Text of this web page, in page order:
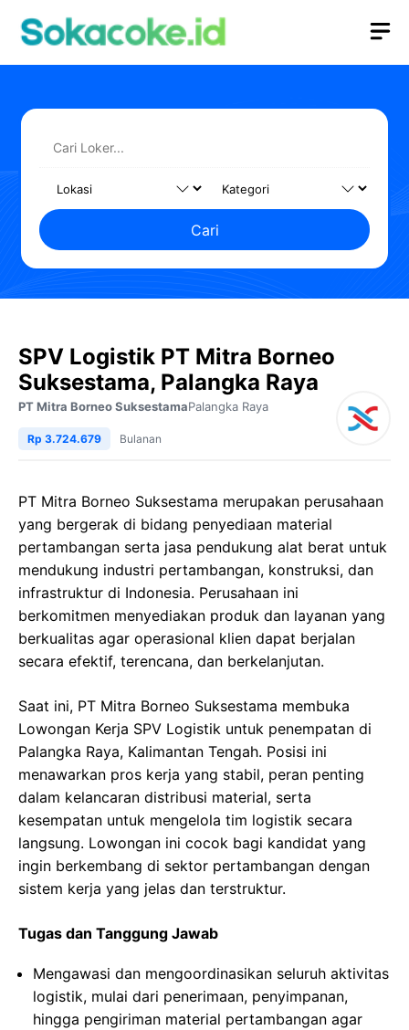
Cari
SPV Logistik PT Mitra Borneo
Suksestama, Palangka Raya
PT Mitra Borneo SuksestamaPalangka Raya
Rp 3.724.679 Bulanan
PT Mitra Borneo Suksestama merupakan perusahaan
yang bergerak di bidang penyediaan material
pertambangan serta jasa pendukung alat berat untuk
mendukung industri pertambangan, konstruksi, dan
infrastruktur di Indonesia. Perusahaan ini
berkomitmen menyediakan produk dan layanan yang
berkualitas agar operasional klien dapat berjalan
secara efektif, terencana, dan berkelanjutan.
Saat ini, PT Mitra Borneo Suksestama membuka
Lowongan Kerja SPV Logistik untuk penempatan di
Palangka Raya, Kalimantan Tengah. Posisi ini
menawarkan pros kerja yang stabil, peran penting
dalam kelancaran distribusi material, serta
kesempatan untuk mengelola tim logistik secara
langsung. Lowongan ini cocok bagi kandidat yang
ingin berkembang di sektor pertambangan dengan
sistem kerja yang jelas dan terstruktur.
Tugas dan Tanggung Jawab
Mengawasi dan mengoordinasikan seluruh aktivitas
logistik, mulai dari penerimaan, penyimpanan,
hingga pengiriman material pertambangan agar